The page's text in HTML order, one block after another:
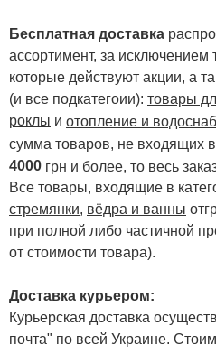
Бесплатная доставка
ассортимент, за исключением
которые действуют акции, а
(и все подкатегоии): товары
роклы и отопление и
сумма товаров, не входящих
4000 грн и более, то весь
Все товары, входящие в
стремянки, вёдра и ванны
при полной либо частичной
от стоимости товара).
Доставка курьером:
Курьерская доставка
почта" по всей Украине.